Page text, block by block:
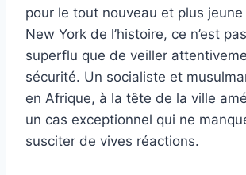
pour le tout nouveau et plus
New York de l’histoire, ce n’est
superflu que de veiller
sécurité. Un socialiste et
en Afrique, à la tête de la ville
un cas exceptionnel qui ne
susciter de vives réactions.